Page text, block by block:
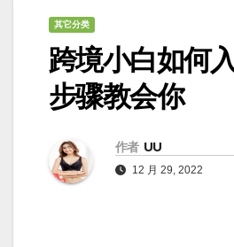
其它分类
跨境小白如何
步骤教会你
作者 UU
12 月 29, 2022